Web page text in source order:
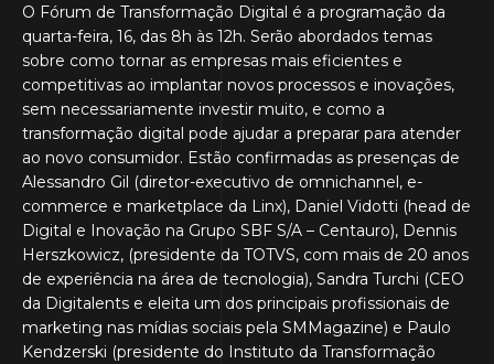
O Fórum de Transformação Digital é a programação da
quarta-feira, 16, das 8h às 12h. Serão abordados temas
sobre como tornar as empresas mais eficientes e
competitivas ao implantar novos processos e inovações,
sem necessariamente investir muito, e como a
transformação digital pode ajudar a preparar para atender
ao novo consumidor. Estão confirmadas as presenças de
Alessandro Gil (diretor-executivo de omnichannel, e-
commerce e marketplace da Linx), Daniel Vidotti (head de
Digital e Inovação na Grupo SBF S/A – Centauro), Dennis
Herszkowicz, (presidente da TOTVS, com mais de 20 anos
de experiência na área de tecnologia), Sandra Turchi (CEO
da Digitalents e eleita um dos principais profissionais de
marketing nas mídias sociais pela SMMagazine) e Paulo
Kendzerski (presidente do Instituto da Transformação